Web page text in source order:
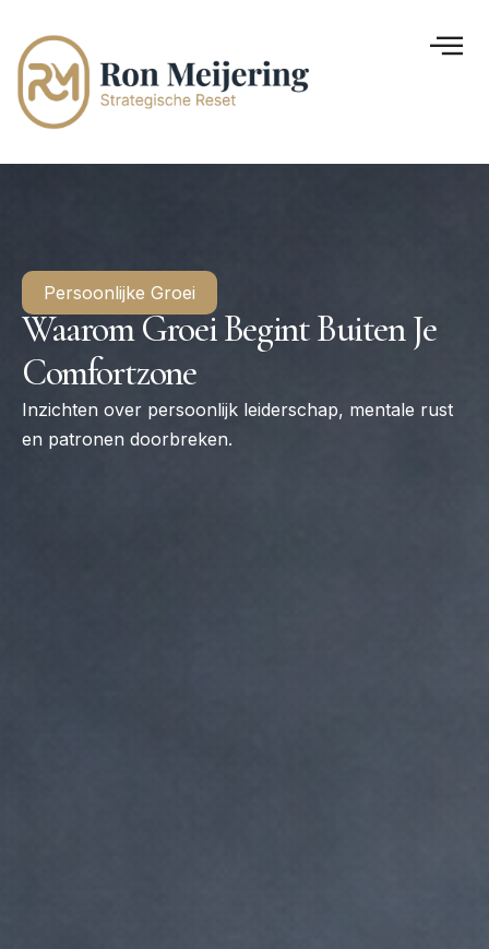
Persoonlijke Groei
Waarom Groei Begint Buiten Je
Comfortzone
Inzichten over persoonlijk leiderschap, mentale rust
en patronen doorbreken.